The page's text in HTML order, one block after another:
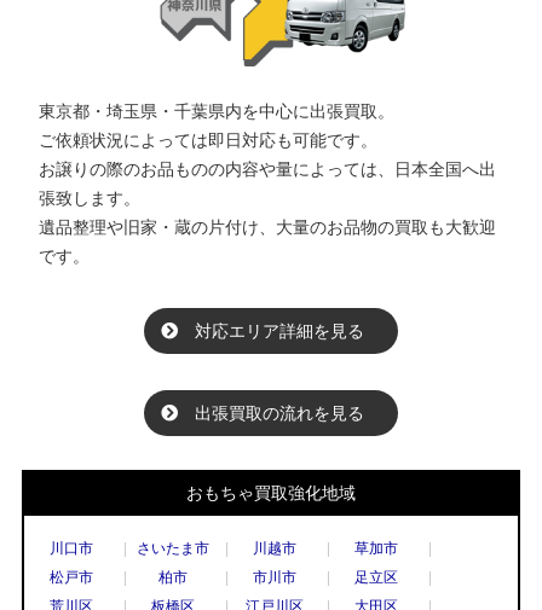
東京都・埼玉県・千葉県内を中心に出張買取。
ご依頼状況によっては即日対応も可能です。
お譲りの際のお品ものの内容や量によっては、日本全国へ出
張致します。
遺品整理や旧家・蔵の片付け、大量のお品物の買取も大歓迎
です。
対応エリア詳細を見る
出張買取の流れを見る
おもちゃ買取強化地域
川口市 さいたま市 川越市
草加市
松戸市
柏市 市川市
足立区
荒川区
板橋区 江戸川区
大田区